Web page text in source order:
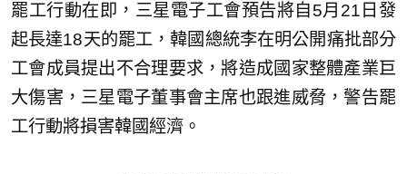
罷工行動在即，三星電子工會預告將自5月21日發
起長達18天的罷工，韓國總統李在明公開痛批部分
工會成員提出不合理要求，將造成國家整體產業巨
大傷害，三星電子董事會主席也跟進威脅，警告罷
工行動將損害韓國經濟。